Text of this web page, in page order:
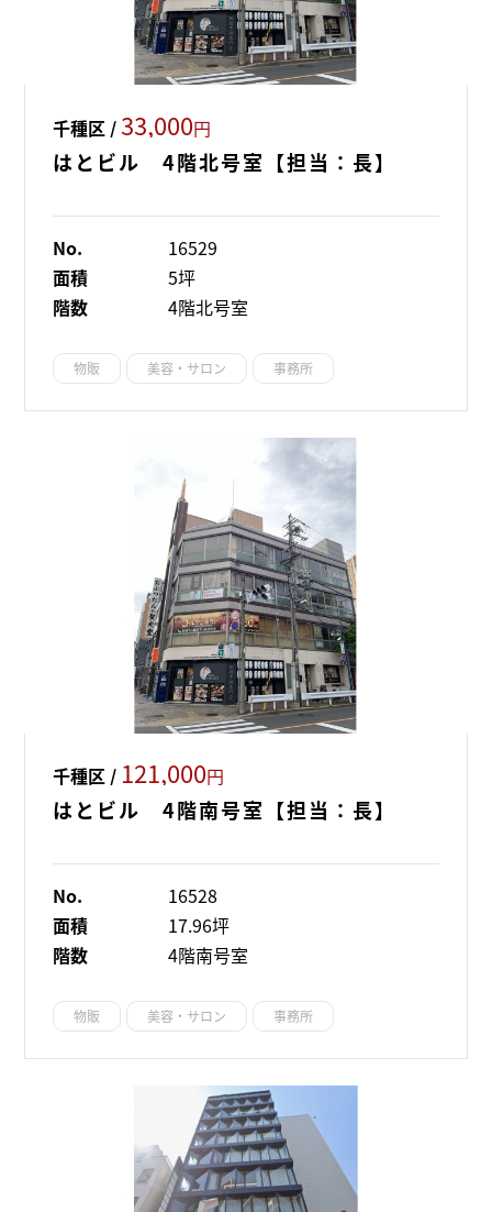
千種区 /33,000円
はとビル 4階北号室【担当：長】
No.
16529
面積
5坪
階数
4階北号室
物販 美容・サロン 事務所
千種区 / 121,000円
はとビル 4階南号室【担当：長】
No.
16528
面積
17.96坪
階数
4階南号室
物販 美容・サロン 事務所